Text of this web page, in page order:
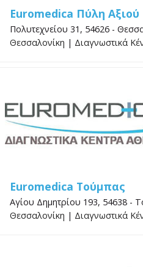
Euromedica Πύλη Αξιού
Πολυτεχνείου 31, 54626 -
Θεσσαλονίκη | Διαγνωστικά
Euromedica Τούμπας
Αγίου Δημητρίου 193, 54638 -
Θεσσαλονίκη | Διαγνωστικά